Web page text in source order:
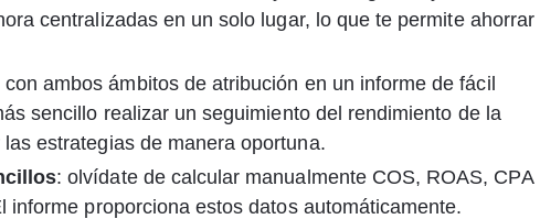
centralizadas en un solo lugar, lo que te permite ahorrar
con ambos ámbitos de atribución en un informe de fácil
sencillo realizar un seguimiento del rendimiento de la
estrategias de manera oportuna.
: olvídate de calcular manualmente COS, ROAS, CPA
informe proporciona estos datos automáticamente.